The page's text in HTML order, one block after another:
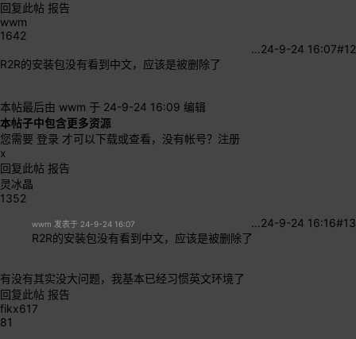
回复此帖 报告
wwm
1642
#12
24-9-24 16:07
…
R2R的安装包没有看到中文，应该是被删除了
本帖最后由 wwm 于 24-9-24 16:09 编辑
本帖子中包含更多资源
您需要 登录 才可以下载或查看，没有帐号？ 注册
x
回复此帖 报告
灵冰晶
1352
#13
24-9-24 16:16
…
wwm 发表于 24-9-24 16:07
R2R的安装包没有看到中文，应该是被删除了
有没有其实没大问题，我基本已经习惯英文环境了
回复此帖 报告
fikx617
81